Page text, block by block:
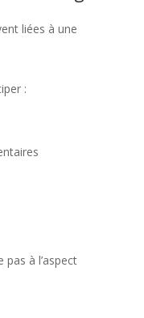
liées à une
:
à l’aspect